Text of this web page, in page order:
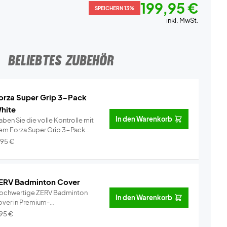
SPEICHERN 13% 199,95 €
inkl. MwSt.
BELIEBTES ZUBEHÖR
Super Grip 3-Pack
Sie die volle Kontrolle mit
Forza Super Grip 3-Pack
€
In den Warenkorb
Badminton Cover
ZERV Badminton
in Premium-
für...
€
In den Warenkorb